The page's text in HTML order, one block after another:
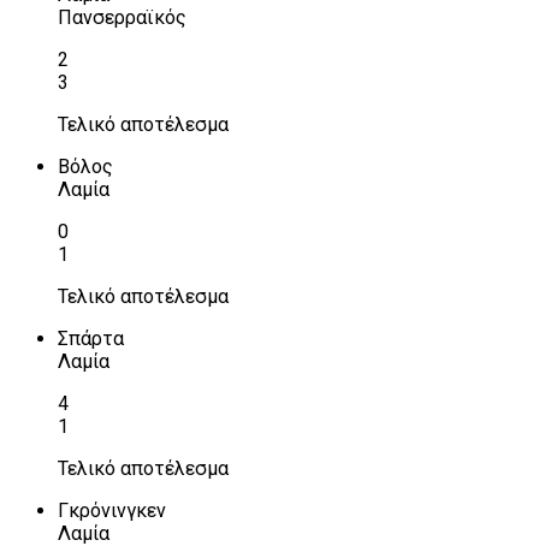
Πανσερραϊκός
2
3
Τελικό αποτέλεσμα
Βόλος
Λαμία
0
1
Τελικό αποτέλεσμα
Σπάρτα
Λαμία
4
1
Τελικό αποτέλεσμα
Γκρόνινγκεν
Λαμία